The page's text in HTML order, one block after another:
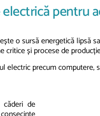
pentru
o sursă energetică lipsă
și procese de
electric precum computere,
de